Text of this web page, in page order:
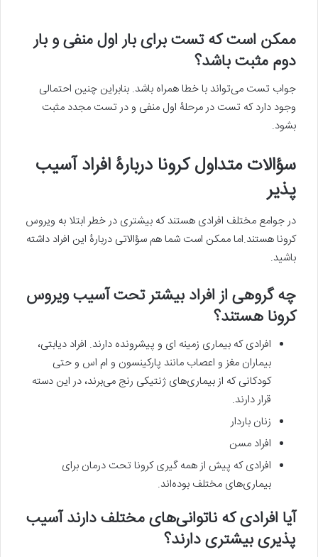
ممکن است که تست برای بار اول منفی و بار
دوم مثبت باشد؟
جواب تست می‌تواند با خطا همراه باشد. بنابراین چنین احتمالی
وجود دارد که تست در مرحلۀ اول منفی و در تست مجدد مثبت
بشود.
سؤالات متداول کرونا دربارۀ افراد آسیب
پذیر
در جوامع مختلف افرادی هستند که بیشتری در خطر ابتلا به ویروس
کرونا هستند.اما ممکن است شما هم سؤالاتی دربارۀ این افراد داشته
باشید.
چه گروهی از افراد بیشتر تحت آسیب ویروس
کرونا هستند؟
افرادی که بیماری زمینه ای و پیشرونده دارند. افراد دیابتی،
بیماران مغز و اعصاب مانند پارکینسون و ام اس و حتی
کودکانی که از بیماری‌های ژنتیکی رنج می‌برند، در این دسته
قرار دارند.
زنان باردار
افراد مسن
افرادی که پیش از همه گیری کرونا تحت درمان برای
بیماری‌های مختلف بوده‌اند.
آیا افرادی که ناتوانی‌های مختلف دارند آسیب
پذیری بیشتری دارند؟